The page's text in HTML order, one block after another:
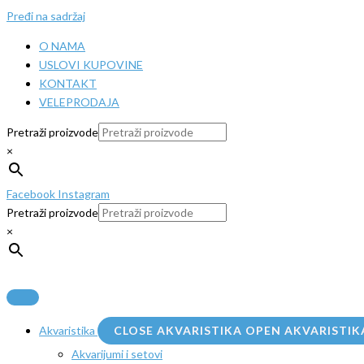
Pređi na sadržaj
O NAMA
USLOVI KUPOVINE
KONTAKT
VELEPRODAJA
Pretraži proizvode
×
Facebook Instagram
Pretraži proizvode
×
Akvaristika CLOSE AKVARISTIKA OPEN
Akvarijumi i setovi